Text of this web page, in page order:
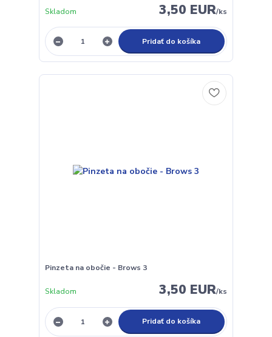
3,50 EUR/ks
Skladom
Pridať do košíka
Pinzeta na obočie - Brows 3
3,50 EUR/ks
Skladom
Pridať do košíka